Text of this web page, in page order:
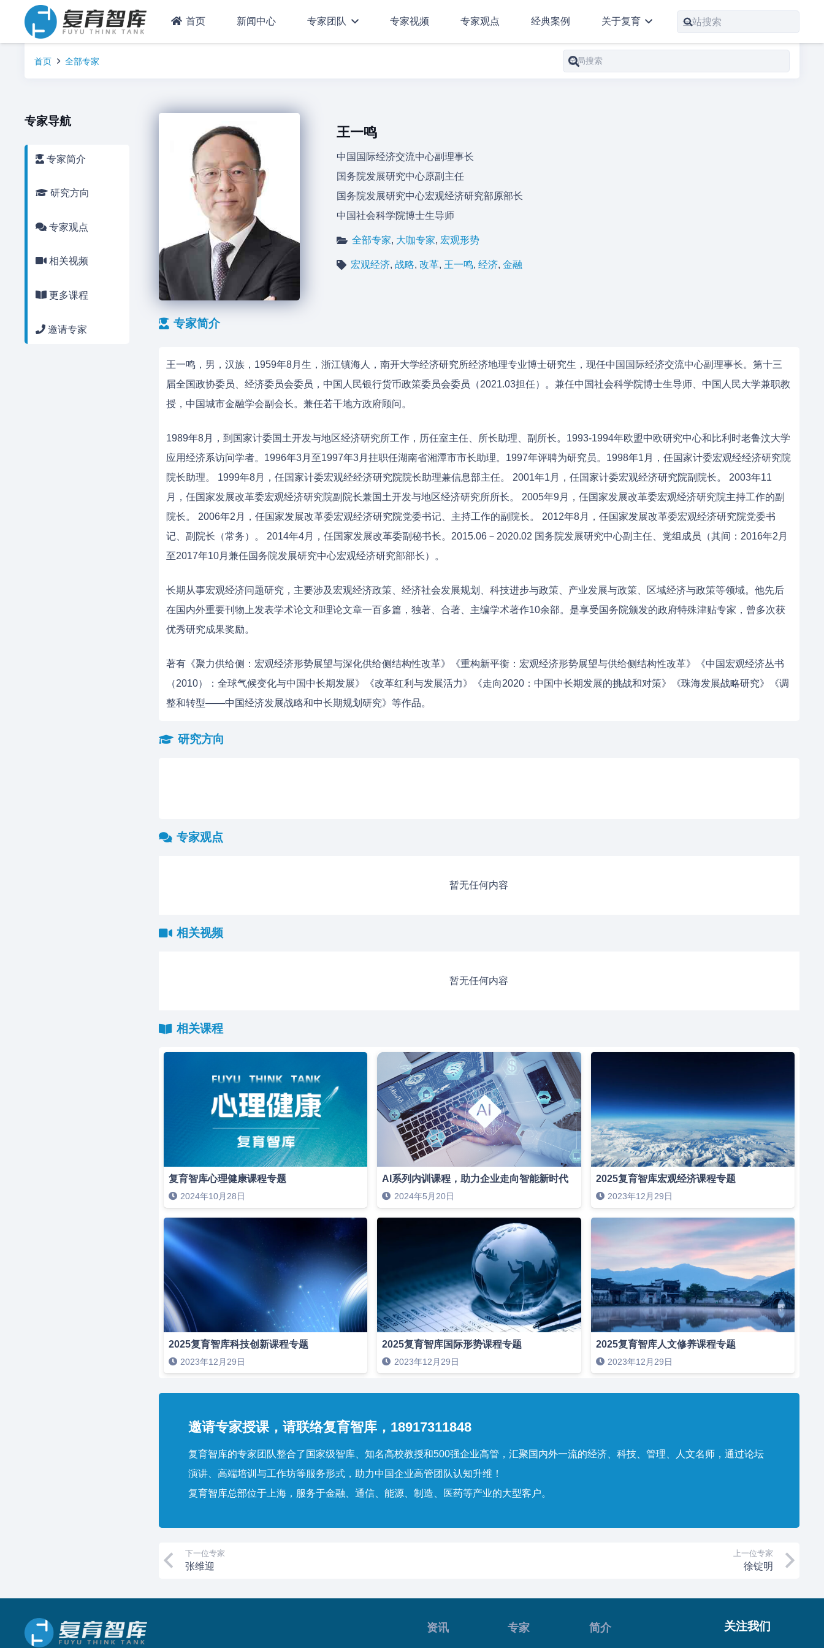
首页 新闻中心 专家团队 专家视频 专家观点 经典案例 关于复育
首页 全部专家
专家导航
专家简介
研究方向
专家观点
相关视频
更多课程
邀请专家
王一鸣
中国国际经济交流中心副理事长
国务院发展研究中心原副主任
国务院发展研究中心宏观经济研究部原部长
中国社会科学院博士生导师
全部专家, 大咖专家, 宏观形势
宏观经济, 战略, 改革, 王一鸣, 经济, 金融
专家简介
王一鸣，男，汉族，1959年8月生，浙江镇海人，南开大学经济研究所经济地理专业博士研究生，现任中国国际经济交流中心副理事长。第十三
届全国政协委员、经济委员会委员，中国人民银行货币政策委员会委员（2021.03担任）。兼任中国社会科学院博士生导师、中国人民大学兼职教
授，中国城市金融学会副会长。兼任若干地方政府顾问。
1989年8月，到国家计委国土开发与地区经济研究所工作，历任室主任、所长助理、副所长。1993-1994年欧盟中欧研究中心和比利时老鲁汶大学
应用经济系访问学者。1996年3月至1997年3月挂职任湖南省湘潭市市长助理。1997年评聘为研究员。1998年1月，任国家计委宏观经经济研究院
院长助理。 1999年8月，任国家计委宏观经经济研究院院长助理兼信息部主任。 2001年1月，任国家计委宏观经济研究院副院长。 2003年11
月，任国家发展改革委宏观经济研究院副院长兼国土开发与地区经济研究所所长。 2005年9月，任国家发展改革委宏观经济研究院主持工作的副
院长。 2006年2月，任国家发展改革委宏观经济研究院党委书记、主持工作的副院长。 2012年8月，任国家发展改革委宏观经济研究院党委书
记、副院长（常务）。 2014年4月，任国家发展改革委副秘书长。2015.06－2020.02 国务院发展研究中心副主任、党组成员（其间：2016年2月
至2017年10月兼任国务院发展研究中心宏观经济研究部部长）。
长期从事宏观经济问题研究，主要涉及宏观经济政策、经济社会发展规划、科技进步与政策、产业发展与政策、区域经济与政策等领域。他先后
在国内外重要刊物上发表学术论文和理论文章一百多篇，独著、合著、主编学术著作10余部。是享受国务院颁发的政府特殊津贴专家，曾多次获
优秀研究成果奖励。
著有《聚力供给侧：宏观经济形势展望与深化供给侧结构性改革》《重构新平衡：宏观经济形势展望与供给侧结构性改革》《中国宏观经济丛书
（2010）：全球气候变化与中国中长期发展》《改革红利与发展活力》《走向2020：中国中长期发展的挑战和对策》《珠海发展战略研究》《调
整和转型——中国经济发展战略和中长期规划研究》等作品。
研究方向
专家观点
暂无任何内容
相关视频
暂无任何内容
相关课程
复育智库心理健康课程专题
2024年10月28日
AI系列内训课程，助力企业走向智能新时代
2024年5月20日
2025复育智库宏观经济课程专题
2023年12月29日
2025复育智库科技创新课程专题
2023年12月29日
2025复育智库国际形势课程专题
2023年12月29日
2025复育智库人文修养课程专题
2023年12月29日
邀请专家授课，请联络复育智库，18917311848
复育智库的专家团队整合了国家级智库、知名高校教授和500强企业高管，汇聚国内外一流的经济、科技、管理、人文名师，通过论坛
演讲、高端培训与工作坊等服务形式，助力中国企业高管团队认知升维！
复育智库总部位于上海，服务于金融、通信、能源、制造、医药等产业的大型客户。
下一位专家
张维迎
上一位专家
徐锭明
资讯 专家 简介 关注我们